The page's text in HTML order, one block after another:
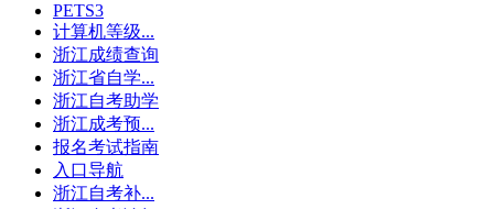
PETS3
计算机等级...
浙江成绩查询
浙江省自学...
浙江自考助学
浙江成考预...
报名考试指南
入口导航
浙江自考补...